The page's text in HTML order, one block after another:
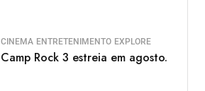
CINEMA ENTRETENIMENTO EXPLORE
Camp Rock 3 estreia em agosto.